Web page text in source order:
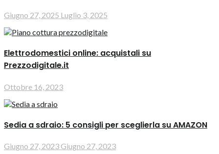
Giugno 27, 2025 Luglio 3, 2025
Elettrodomestici online: acquistali su
Prezzodigitale.it
Ottobre 16, 2023
Sedia a sdraio: 5 consigli per sceglierla su AMAZON
Giugno 27, 2023Giugno 27, 2023